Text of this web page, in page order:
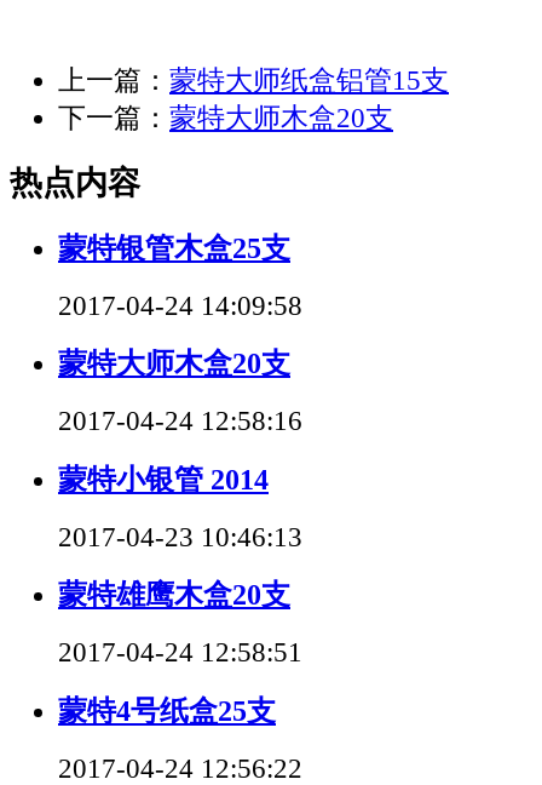
上一篇： 蒙特大师纸盒铝管15支
下一篇： 蒙特大师木盒20支
热点内容
蒙特银管木盒25支
2017-04-24 14:09:58
蒙特大师木盒20支
2017-04-24 12:58:16
蒙特小银管 2014
2017-04-23 10:46:13
蒙特雄鹰木盒20支
2017-04-24 12:58:51
蒙特4号纸盒25支
2017-04-24 12:56:22